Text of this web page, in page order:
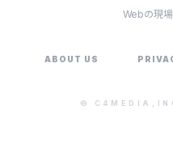
Webの現場
ABOUT US
©